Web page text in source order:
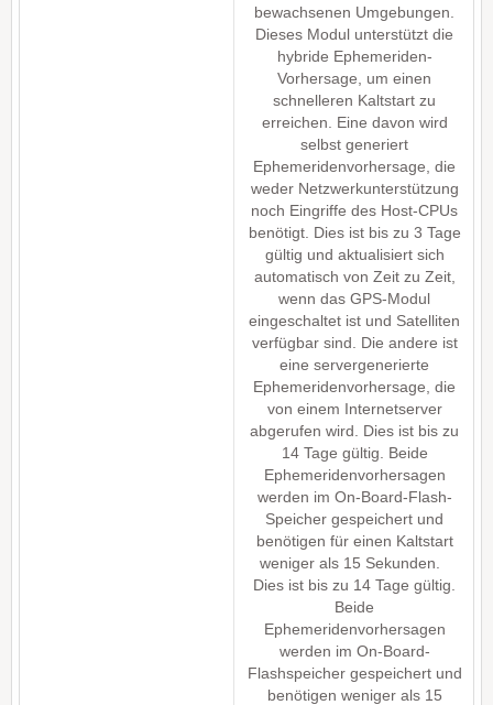
bewachsenen Umgebungen.
Dieses Modul unterstützt die
hybride Ephemeriden-
Vorhersage, um einen
schnelleren Kaltstart zu
erreichen. Eine davon wird
selbst generiert
Ephemeridenvorhersage, die
weder Netzwerkunterstützung
noch Eingriffe des Host-CPUs
benötigt. Dies ist bis zu 3 Tage
gültig und aktualisiert sich
automatisch von Zeit zu Zeit,
wenn das GPS-Modul
eingeschaltet ist und Satelliten
verfügbar sind. Die andere ist
eine servergenerierte
Ephemeridenvorhersage, die
von einem Internetserver
abgerufen wird. Dies ist bis zu
14 Tage gültig. Beide
Ephemeridenvorhersagen
werden im On-Board-Flash-
Speicher gespeichert und
benötigen für einen Kaltstart
weniger als 15 Sekunden.
Dies ist bis zu 14 Tage gültig.
Beide
Ephemeridenvorhersagen
werden im On-Board-
Flashspeicher gespeichert und
benötigen weniger als 15